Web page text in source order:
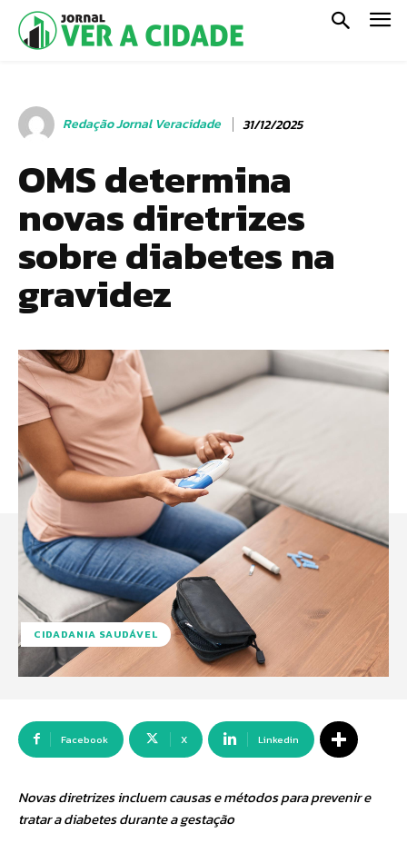
Redação Jornal Veracidade 31/12/2025
OMS determina
novas diretrizes
sobre diabetes na
gravidez
CIDADANIA SAUDÁVEL
Facebook X Linkedin
Novas diretrizes incluem causas e métodos para prevenir e
tratar a diabetes durante a gestação